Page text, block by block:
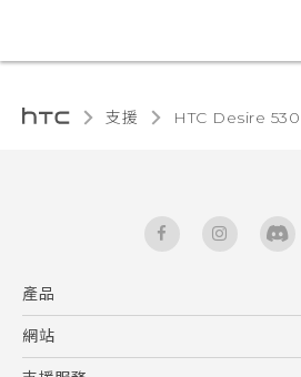
支援 HTC Desire 530‎
產品
5G
網站